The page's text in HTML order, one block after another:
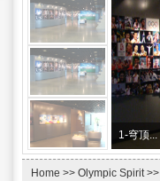
1-穹顶...
Home >> Olympic Spirit>>